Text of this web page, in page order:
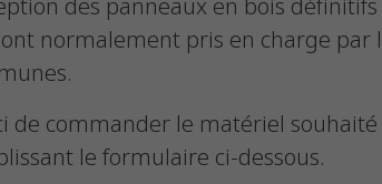
des panneaux en bois définitifs
normalement pris en charge par
de commander le matériel souhaité
le formulaire ci-dessous.